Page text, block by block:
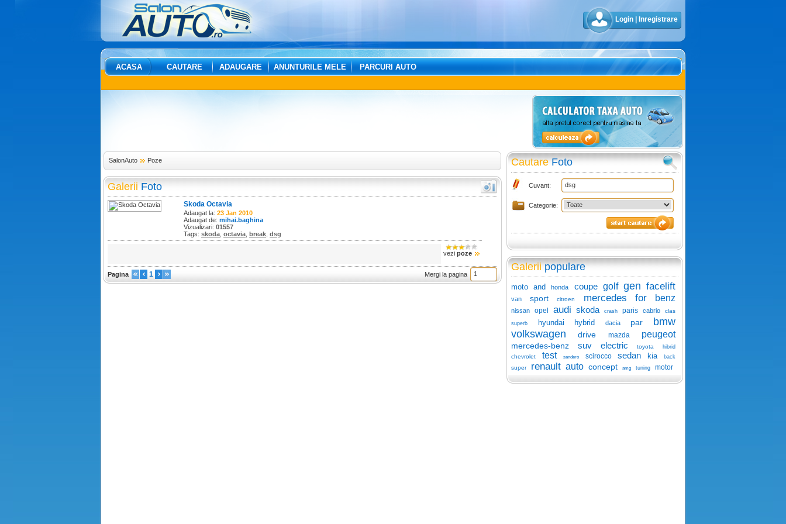
Login Inregistrare
ACASA CAUTARE ADAUGARE ANUNTURILE MELE PARCURI AUTO
SalonAuto Poze
Galerii Foto
Skoda Octavia
Adaugat la: 23 Jan 2010
Adaugat de: mihai.baghina
Vizualizari: 01557
Tags: skoda octavia break dsg
vezi poze
Pagina 1 Mergi la pagina
CautareFoto
Cuvant:
Categorie:
Galeriipopulare
moto and honda coupe golf gen facelift
van sport citroen mercedes for benz
nissan opel audi skoda crash paris cabrio clas
superb hyundai hybrid dacia par
bmw
volkswagen
drive mazda peugeot
mercedes-benz suv electric toyota hibrid
chevrolet test sandero scirocco sedan kia back
super renault auto concept amg tuning motor